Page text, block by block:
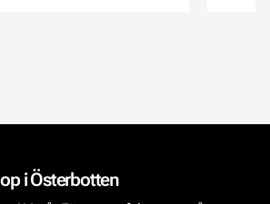
i Österbotten